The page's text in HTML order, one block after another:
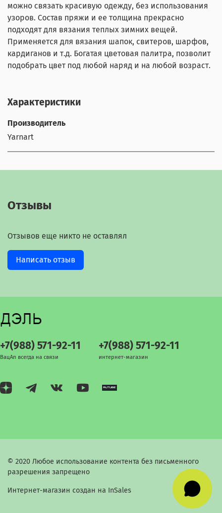
можно связать красивую одежду, без использования
узоров. Состав пряжи и ее толщина прекрасно
подходят для вязания теплых зимних вещей.
Применяется для вязания шапок, свитеров, шарфов,
кардиганов и т.д. Богатая цветовая палитра, позволит
подобрать цвет под любой наряд и на любой возраст.
Характеристики
Производитель
Yarnart
Отзывы
Отзывов еще никто не оставлял
Написать отзыв
+7(988) 571-92-11
ВацАп всегда на связи
+7(988) 571-92-11
интернет-магазин
© 2020 Любое использование контента без письменного
разрешения запрещено
Интернет-магазин создан на InSales